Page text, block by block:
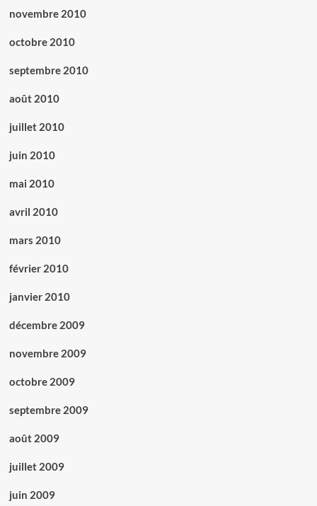
novembre 2010
octobre 2010
septembre 2010
août 2010
juillet 2010
juin 2010
mai 2010
avril 2010
mars 2010
février 2010
janvier 2010
décembre 2009
novembre 2009
octobre 2009
septembre 2009
août 2009
juillet 2009
juin 2009